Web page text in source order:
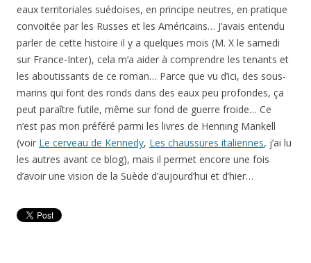
eaux territoriales suédoises, en principe neutres, en pratique
convoitée par les Russes et les Américains… J’avais entendu
parler de cette histoire il y a quelques mois (M. X le samedi
sur France-Inter), cela m’a aider à comprendre les tenants et
les aboutissants de ce roman… Parce que vu d’ici, des sous-
marins qui font des ronds dans des eaux peu profondes, ça
peut paraître futile, même sur fond de guerre froide… Ce
n’est pas mon préféré parmi les livres de Henning Mankell
(voir Le cerveau de Kennedy, Les chaussures italiennes, j’ai lu
les autres avant ce blog), mais il permet encore une fois
d’avoir une vision de la Suède d’aujourd’hui et d’hier…